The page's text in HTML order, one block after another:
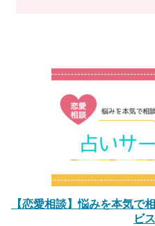
【恋愛相談】悩みを本気で
ビ